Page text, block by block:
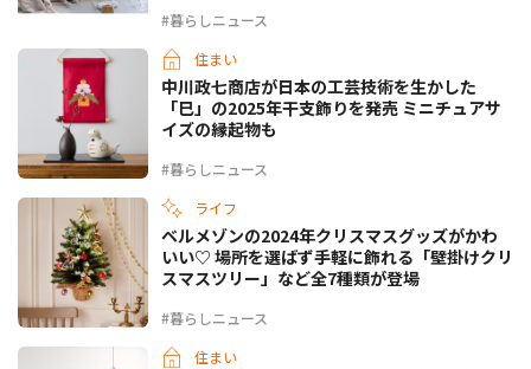
#暮らしニュース
住まい
#暮らしニュース
中川政七商店が日本の工芸技術を生かした
「巳」の2025年干支飾りを発売 ミニチュアサ
イズの縁起物も
ライフ
#暮らしニュース
ベルメゾンの2024年クリスマスグッズがかわ
いい♡ 場所を選ばず手軽に飾れる「壁掛けクリ
スマスツリー」など全7種類が登場
住まい